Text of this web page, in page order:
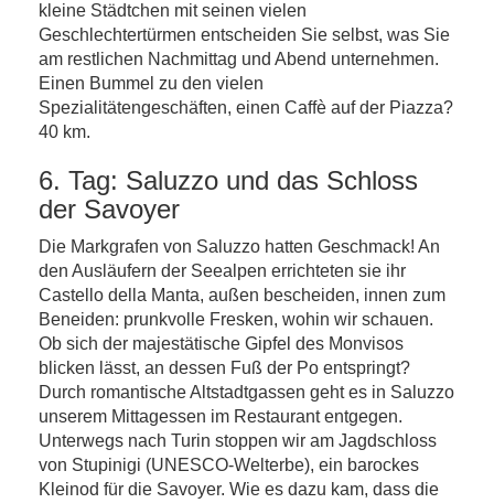
kleine Städtchen mit seinen vielen
Geschlechtertürmen entscheiden Sie selbst, was Sie
am restlichen Nachmittag und Abend unternehmen.
Einen Bummel zu den vielen
Spezialitätengeschäften, einen Caffè auf der Piazza?
40 km.
6. Tag: Saluzzo und das Schloss
der Savoyer
Die Markgrafen von Saluzzo hatten Geschmack! An
den Ausläufern der Seealpen errichteten sie ihr
Castello della Manta, außen bescheiden, innen zum
Beneiden: prunkvolle Fresken, wohin wir schauen.
Ob sich der majestätische Gipfel des Monvisos
blicken lässt, an dessen Fuß der Po entspringt?
Durch romantische Altstadtgassen geht es in Saluzzo
unserem Mittagessen im Restaurant entgegen.
Unterwegs nach Turin stoppen wir am Jagdschloss
von Stupinigi (UNESCO-Welterbe), ein barockes
Kleinod für die Savoyer. Wie es dazu kam, dass die